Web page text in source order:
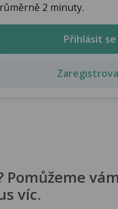
2 minuty.
Přihlásit se
Pomůžeme vám
víc.